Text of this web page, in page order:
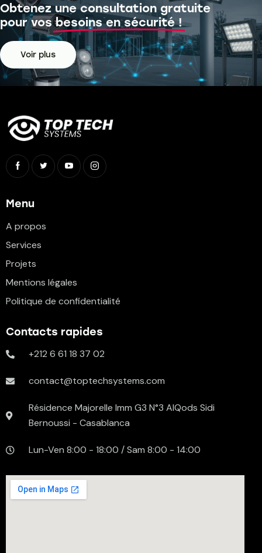
Obtenez une consultation gratuite
pour vosbesoins en sécurité !
Voir plus
Menu
A propos
Services
Projets
Mentions légales
Politique de confidentialité
Contacts rapides
+212 6 61 18 37 02
contact@toptechsystems.com
Résidence Majorelle Imm G3 N°3 AlQods Sidi
Bernoussi - Casablanca
Lun-Ven 8:00 - 18:00 / Sam 8:00 - 14:00